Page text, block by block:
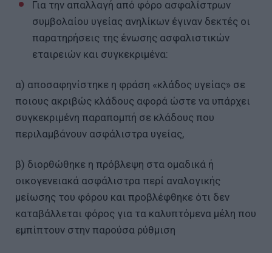
Για την απαλλαγή από φόρο ασφαλίστρων
συμβολαίου υγείας ανηλίκων έγιναν δεκτές οι
παρατηρήσεις της ένωσης ασφαλιστικών
εταιρειών και συγκεκριμένα:
α) αποσαφηνίστηκε η φράση «κλάδος υγείας» σε
ποιους ακριβώς κλάδους αφορά ώστε να υπάρχει
συγκεκριμένη παραπομπή σε κλάδους που
περιλαμβάνουν ασφάλιστρα υγείας,
β) διορθώθηκε η πρόβλεψη στα ομαδικά ή
οικογενειακά ασφάλιστρα περί αναλογικής
μείωσης του φόρου και προβλέφθηκε ότι δεν
καταβάλλεται φόρος για τα καλυπτόμενα μέλη που
εμπίπτουν στην παρούσα ρύθμιση